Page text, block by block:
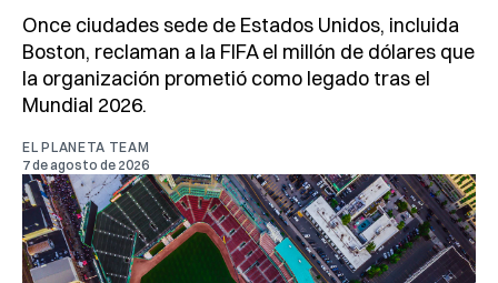
Once ciudades sede de Estados Unidos, incluida
Boston, reclaman a la FIFA el millón de dólares que
la organización prometió como legado tras el
Mundial 2026.
EL PLANETA TEAM
7 de agosto de 2026